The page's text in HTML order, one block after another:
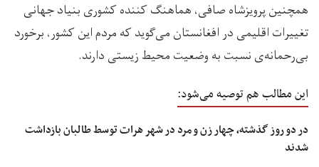
همچنین پرویزشاه صافی، هماهنگ کننده کشوری بنیاد جهانی
تغییرات اقلیمی در افغانستان می‌گوید که مردم این کشور، برخورد
بی‌رحمانه‌ی نسبت به وضعیت محیط زیستی دارند.
این مطالب هم توصیه می‌شود:
در دو روز گذشته، چهار زن و مرد در شهر هرات توسط طالبان بازداشت
شدند